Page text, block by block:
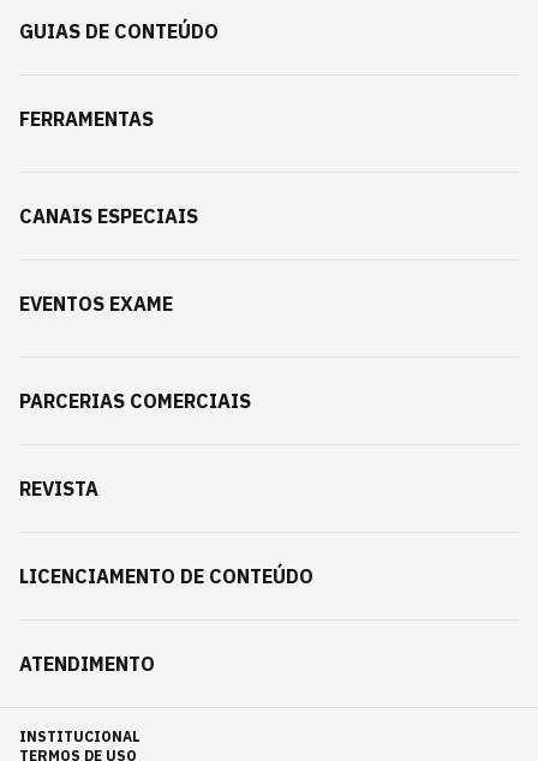
GUIAS DE CONTEÚDO
FERRAMENTAS
CANAIS ESPECIAIS
EVENTOS EXAME
PARCERIAS COMERCIAIS
REVISTA
LICENCIAMENTO DE CONTEÚDO
ATENDIMENTO
INSTITUCIONAL
TERMOS DE USO